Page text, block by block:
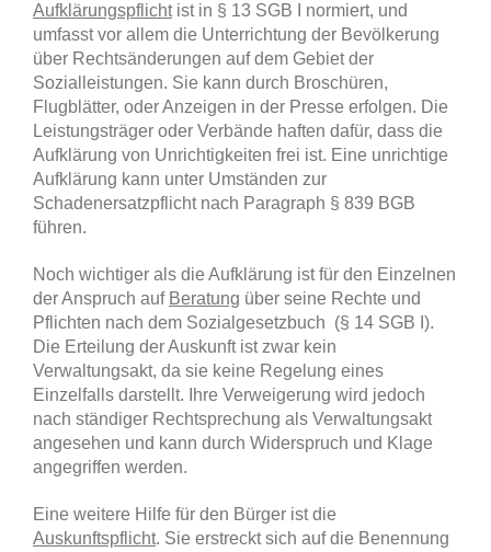
Aufklärungspflichtist in § 13 SGB I normiert, und
umfasst vor allem die Unterrichtung der Bevölkerung
über Rechtsänderungen auf dem Gebiet der
Sozialleistungen. Sie kann durch Broschüren,
Flugblätter, oder Anzeigen in der Presse erfolgen. Die
Leistungsträger oder Verbände haften dafür, dass die
Aufklärung von Unrichtigkeiten frei ist. Eine unrichtige
Aufklärung kann unter Umständen zur
Schadenersatzpflicht nach Paragraph § 839 BGB
führen.
Noch wichtiger als die Aufklärung ist für den Einzelnen
der Anspruch auf Beratung über seine Rechte und
Pflichten nach dem Sozialgesetzbuch (§ 14 SGB I).
Die Erteilung der Auskunft ist zwar kein
Verwaltungsakt, da sie keine Regelung eines
Einzelfalls darstellt. Ihre Verweigerung wird jedoch
nach ständiger Rechtsprechung als Verwaltungsakt
angesehen und kann durch Widerspruch und Klage
angegriffen werden.
Eine weitere Hilfe für den Bürger ist die
Auskunftspflicht. Sie erstreckt sich auf die Benennung